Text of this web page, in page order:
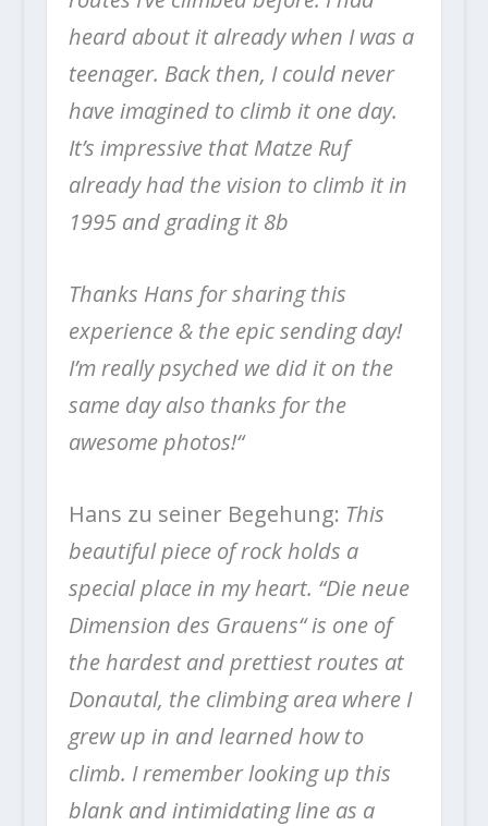
heard about it already when I was a
teenager. Back then, I could never
have imagined to climb it one day.
It’s impressive that Matze Ruf
already had the vision to climb it in
1995 and grading it 8b
Thanks Hans for sharing this
experience & the epic sending day!
I’m really psyched we did it on the
same day also thanks for the
awesome photos!“
Hans zu seiner Begehung: This
beautiful piece of rock holds a
special place in my heart. “Die neue
Dimension des Grauens“ is one of
the hardest and prettiest routes at
Donautal, the climbing area where I
grew up in and learned how to
climb. I remember looking up this
blank and intimidating line as a